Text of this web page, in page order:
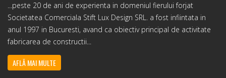
...peste 20 de ani de experienta in domeniul fierului forjat
Societatea Comerciala Stift Lux Design SRL. a fost infiintata in
anul 1997 in Bucuresti, avand ca obiectiv principal de activitate
fabricarea de constructii...
AFLĂ MAI MULTE